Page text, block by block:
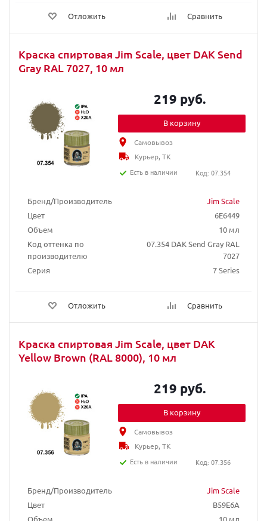
Отложить Сравнить
Краска спиртовая Jim Scale, цвет DAK Send
Gray RAL 7027, 10 мл
Бренд/Производитель
Jim Scale
Цвет
6E6449
Объем
10 мл
Код оттенка по
производителю
07.354 DAK Send Gray RAL
7027
Серия
7 Series
Отложить Сравнить
219 руб.
В корзину
Самовывоз
Курьер, ТК
Есть в наличии
Код: 07.354
Краска спиртовая Jim Scale, цвет DAK
Yellow Brown (RAL 8000), 10 мл
Бренд/Производитель
Jim Scale
Цвет
B59E6A
Объем
10 мл
219 руб.
В корзину
Самовывоз
Курьер, ТК
Есть в наличии
Код: 07.356